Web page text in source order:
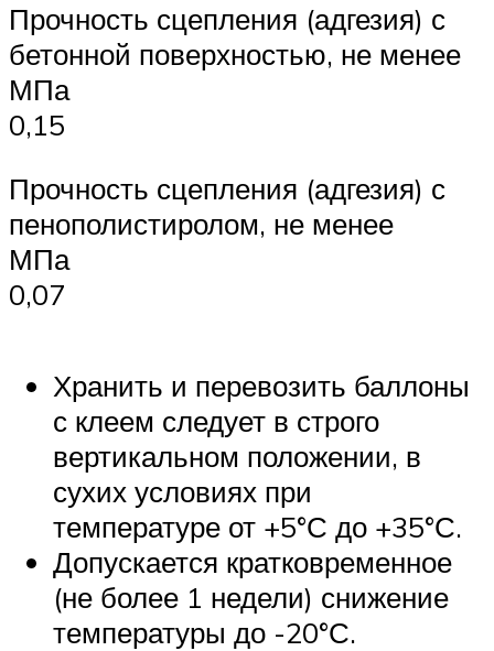
Прочность сцепления (адгезия) с
бетонной поверхностью, не менее
МПа
0,15
Прочность сцепления (адгезия) с
пенополистиролом, не менее
МПа
0,07
Хранить и перевозить баллоны
с клеем следует в строго
вертикальном положении, в
сухих условиях при
температуре от +5°С до +35°С.
Допускается кратковременное
(не более 1 недели) снижение
температуры до -20°С.